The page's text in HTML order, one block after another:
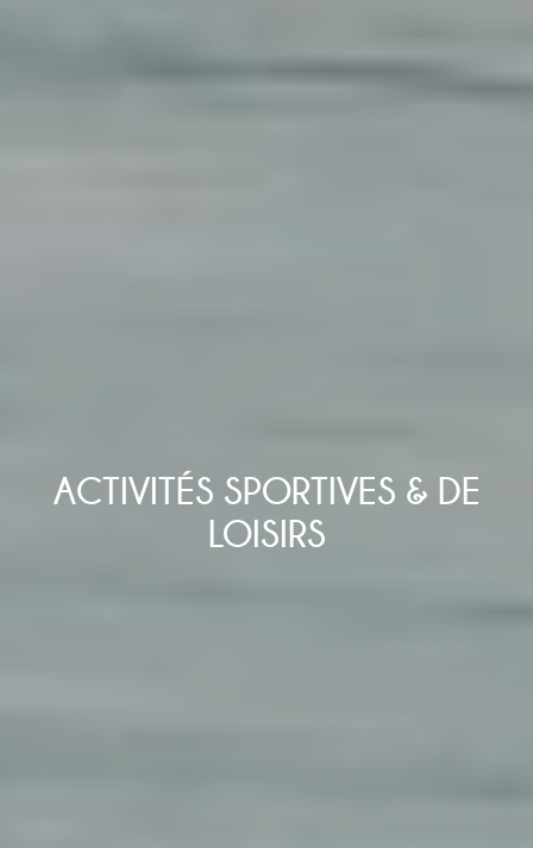
ACTIVITÉS SPORTIVES & DE
LOISIRS